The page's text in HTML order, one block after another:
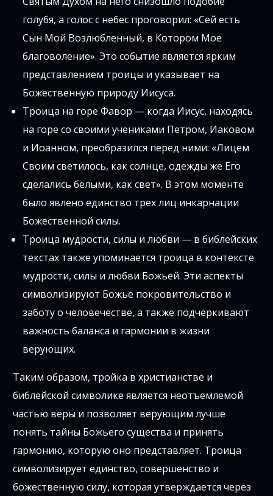
голубя, а голос с небес проговорил: «Сей есть
Сын Мой Возлюбленный, в Котором Мое
благоволение». Это событие является ярким
представлением троицы и указывает на
Божественную природу Иисуса.
Троица на горе Фавор — когда Иисус, находясь
на горе со своими учениками Петром, Иаковом
и Иоанном, преобразился перед ними: «Лицем
Своим светилось, как солнце, одежды же Его
сделались белыми, как свет». В этом моменте
было явлено единство трех лиц инкарнации
Божественной силы.
Троица мудрости, силы и любви — в библейских
текстах также упоминается троица в контексте
мудрости, силы и любви Божьей. Эти аспекты
символизируют Божье покровительство и
заботу о человечестве, а также подчёркивают
важность баланса и гармонии в жизни
верующих.
Таким образом, тройка в христианстве и
библейской символике является неотъемлемой
частью веры и позволяет верующим лучше
понять тайны Божьего существа и принять
гармонию, которую оно представляет. Троица
символизирует единство, совершенство и
божественную силу, которая утверждается через